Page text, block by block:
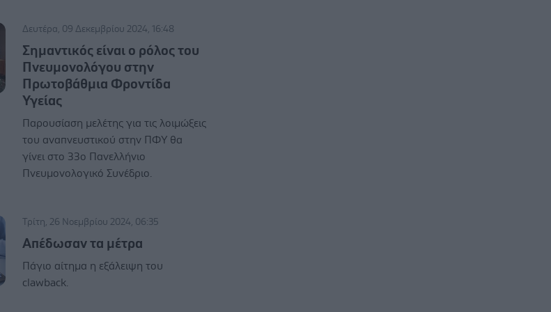
Δευτέρα, 09 Δεκεμβρίου 2024, 16:48
Σημαντικός είναι ο ρόλος του
Πνευμονολόγου στην
Πρωτοβάθμια Φροντίδα
Υγείας
Παρουσίαση μελέτης για τις λοιμώξεις
του αναπνευστικού στην ΠΦΥ θα
γίνει στο 33ο Πανελλήνιο
Πνευμονολογικό Συνέδριο.
Τρίτη, 26 Νοεμβρίου 2024, 06:35
Aπέδωσαν τα μέτρα
Πάγιο αίτημα η εξάλειψη του
clawback.